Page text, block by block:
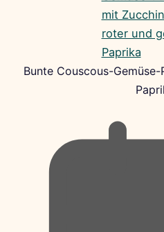
Bunte Couscous-